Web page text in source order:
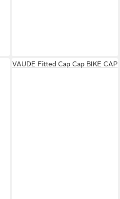
VAUDE Fitted Cap Cap BIKE CAP